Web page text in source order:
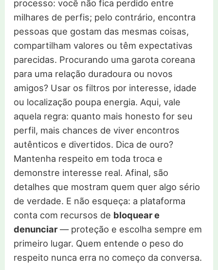
processo: você não fica perdido entre
milhares de perfis; pelo contrário, encontra
pessoas que gostam das mesmas coisas,
compartilham valores ou têm expectativas
parecidas. Procurando uma garota coreana
para uma relação duradoura ou novos
amigos? Usar os filtros por interesse, idade
ou localização poupa energia. Aqui, vale
aquela regra: quanto mais honesto for seu
perfil, mais chances de viver encontros
autênticos e divertidos. Dica de ouro?
Mantenha respeito em toda troca e
demonstre interesse real. Afinal, são
detalhes que mostram quem quer algo sério
de verdade. E não esqueça: a plataforma
conta com recursos de bloquear e
denunciar— proteção e escolha sempre em
primeiro lugar. Quem entende o peso do
respeito nunca erra no começo da conversa.